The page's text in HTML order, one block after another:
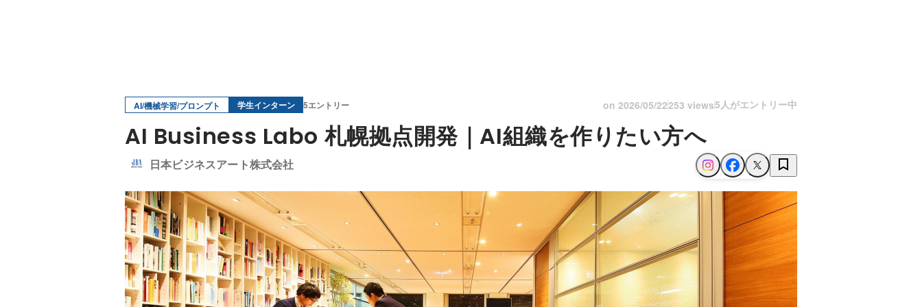
AI/機械学習/プロンプト 学生インターン 5エントリー on 2026/05/22253 views5人がエントリー中
AI Business Labo 札幌拠点開発｜AI組織を作りたい方へ
日本ビジネスアート株式会社